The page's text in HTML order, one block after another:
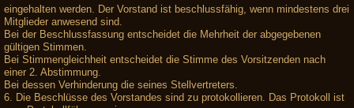
eingehalten werden. Der Vorstand ist beschlussfähig, wenn mindestens drei
Mitglieder anwesend sind.
Bei der Beschlussfassung entscheidet die Mehrheit der abgegebenen
gültigen Stimmen.
Bei Stimmengleichheit entscheidet die Stimme des Vorsitzenden nach
einer 2. Abstimmung.
Bei dessen Verhinderung die seines Stellvertreters.
6. Die Beschlüsse des Vorstandes sind zu protokollieren. Das Protokoll ist